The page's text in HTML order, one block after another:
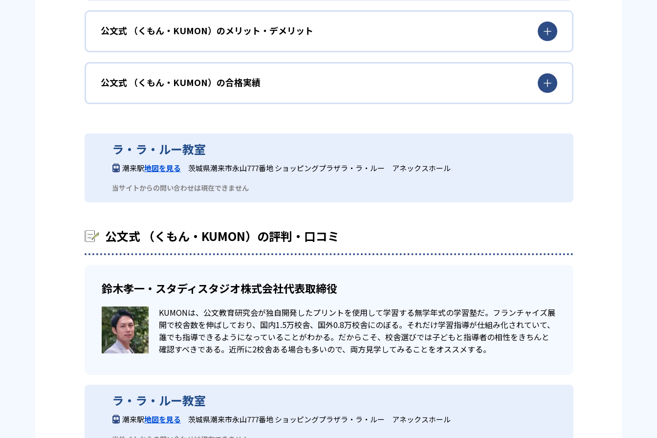
確実に100点が取れるレベルから少しずつ難易度を上げていくことで子どもたちは多くの成功体験を積み、学習する楽しさを経験
できる。
02 自学自習スタイル
KUMONの教材は、簡単な問題から高度な問題へと、スモールステップで進んでいけるよう工夫されている。このスタイルは子ど
時期から高校教材に進む生徒もいる。
03 フレキシブルな受講スタイル
KUMONでは、教室が開いている時間内であれば、何曜日にでも週2回受講できる。そのため、部活や他の習い事で忙しい中高生に
も通室しやすい。また、教室によっては自宅からのオンライン受講と通室を組み合わせることも可能だ。
小学校に入る準備をしたい幼児向け
KUMONでは細かいステップに分かれた教材で、わかる楽しさを経験しながら無理なく力を高めていける。
性格や学習への取り組み姿勢に合わせて内容も調整するため、小学校に入ってもつまずきにくい学力を身につけられるだろう。
KUMONでは経験豊富な先生が、子どものやる気を引き出せるよう適切なヒントを与えたり、声かけをしたりしている。苦手な科
目でも自分で解けた達成感を味わうことで、少しずつ苦手意識を克服できるだろう。
中学生・高校生 部活や習い事と両立したい生徒向け
宿題の量や進め方に関しては、いつでも気軽に相談可能だ。
公文式 （くもん・KUMON）のメリット・デメリット
どんなメリットがある？
KUMONでは自学自習スタイルで勉強するため、集中力や目標に向かって頑張りやり抜く力を育むことができる。また、年齢や学
年にとらわれずに自分の学力に相応したレベルから学習できるため、難しすぎてやる気を損ねたり、簡単すぎて退屈することもな
い。
どんなデメリットがある？
KUMONでは、中高生のクラスでも数学・英語・国語の3教科に限られるため、その他の教科に関しては他塾を検討する必要がある
だろう。
公文式 （くもん・KUMON）の合格実績
KUMONは、公式サイトでは合格実績は公開していない。志望校への実績があるかどうかは、通う予定の教室に問い合わせたい。
ラ・ラ・ルー教室
潮来駅地図を見る 茨城県潮来市永山777番地 ショッピングプラザラ・ラ・ルー アネックスホール
当サイトからの問い合わせは現在できません
公文式 （くもん・KUMON）の評判・口コミ
鈴木孝一・スタディスタジオ株式会社代表取締役
KUMONは、公文教育研究会が独自開発したプリントを使用して学習する無学年式の学習塾だ。フランチャイズ展
開で校舎数を伸ばしており、国内1.5万校舎、国外0.8万校舎にのぼる。それだけ学習指導が仕組み化されていて、
誰でも指導できるようになっていることがわかる。だからこそ、校舎選びでは子どもと指導者の相性をきちんと
確認すべきである。近所に2校舎ある場合も多いので、両方見学してみることをオススメする。
ラ・ラ・ルー教室
潮来駅地図を見る 茨城県潮来市永山777番地 ショッピングプラザラ・ラ・ルー アネックスホール